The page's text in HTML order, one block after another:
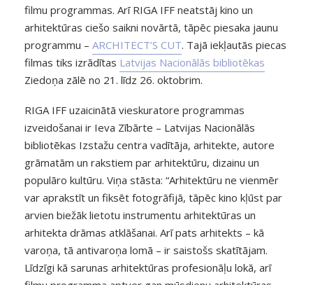
filmu programmas. Arī RIGA IFF neatstāj kino un
arhitektūras ciešo saikni novārtā, tāpēc piesaka jaunu
programmu – ARCHITECT’S CUT. Tajā iekļautās piecas
filmas tiks izrādītas Latvijas Nacionālās bibliotēkas
Ziedoņa zālē no 21. līdz 26. oktobrim.
RIGA IFF uzaicinātā vieskuratore programmas
izveidošanai ir Ieva Zībārte – Latvijas Nacionālās
bibliotēkas Izstažu centra vadītāja, arhitekte, autore
grāmatām un rakstiem par arhitektūru, dizainu un
populāro kultūru. Viņa stāsta: “Arhitektūru ne vienmēr
var aprakstīt un fiksēt fotogrāfijā, tāpēc kino kļūst par
arvien biežāk lietotu instrumentu arhitektūras un
arhitekta drāmas atklāšanai. Arī pats arhitekts – kā
varoņa, tā antivaroņa lomā – ir saistošs skatītājam.
Līdzīgi kā sarunas arhitektūras profesionāļu lokā, arī